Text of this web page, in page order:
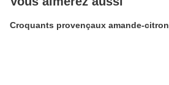
Croquants provençaux amande-citron